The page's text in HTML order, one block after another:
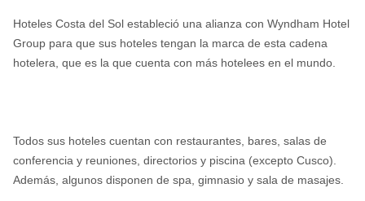
Hoteles Costa del Sol estableció una alianza con Wyndham Hotel
Group para que sus hoteles tengan la marca de esta cadena
hotelera, que es la que cuenta con más hotelees en el mundo.
Todos sus hoteles cuentan con restaurantes, bares, salas de
conferencia y reuniones, directorios y piscina (excepto Cusco).
Además, algunos disponen de spa, gimnasio y sala de masajes.